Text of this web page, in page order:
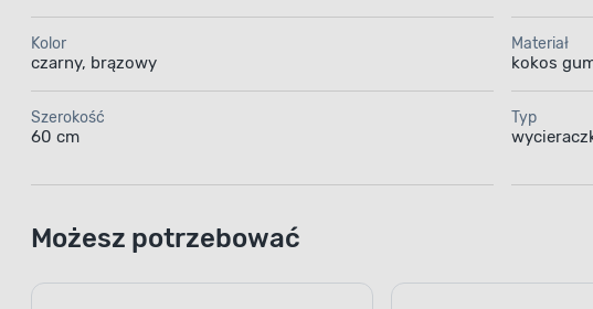
Kolor
czarny, brązowy
Materiał
kokos
Szerokość
60 cm
Typ
Możesz potrzebować